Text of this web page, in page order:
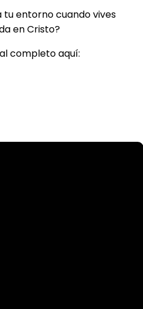
entorno cuando vives
en Cristo?
completo aquí: